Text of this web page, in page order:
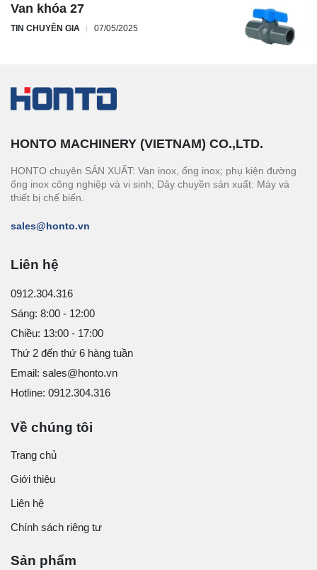
Van khóa 27
TIN CHUYÊN GIA 07/05/2025
HONTO MACHINERY (VIETNAM) CO.,LTD.
HONTO chuyên SẢN XUẤT: Van inox, ống inox; phụ kiện đường
ống inox công nghiệp và vi sinh; Dây chuyền sản xuất: Máy và
thiết bị chế biến.
sales@honto.vn
Liên hệ
0912.304.316
Sáng: 8:00 - 12:00
Chiều: 13:00 - 17:00
Thứ 2 đến thứ 6 hàng tuần
Email: sales@honto.vn
Hotline: 0912.304.316
Về chúng tôi
Trang chủ
Giới thiệu
Liên hệ
Chính sách riêng tư
Sản phẩm